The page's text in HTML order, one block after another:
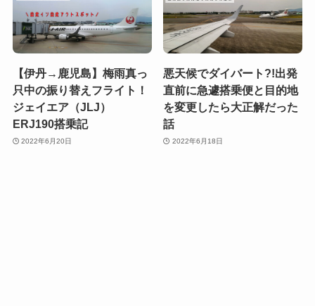
【伊丹→鹿児島】梅雨真っ
只中の振り替えフライト！
ジェイエア（JLJ）
ERJ190搭乗記
2022年6月20日
悪天候でダイバート?!出発
直前に急遽搭乗便と目的地
を変更したら大正解だった
話
2022年6月18日